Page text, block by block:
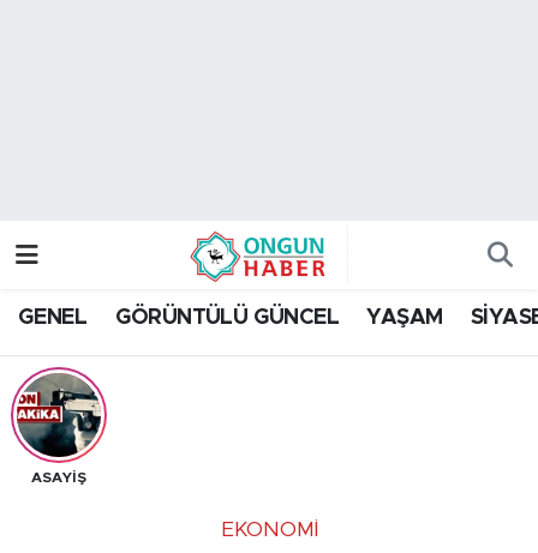
GENEL GÖRÜNTÜLÜ GÜNCEL YAŞAM
ASAYİŞ
EKONOMİ
Trafik Durumu
Tüm Manşetler
Son Dakika Haberleri